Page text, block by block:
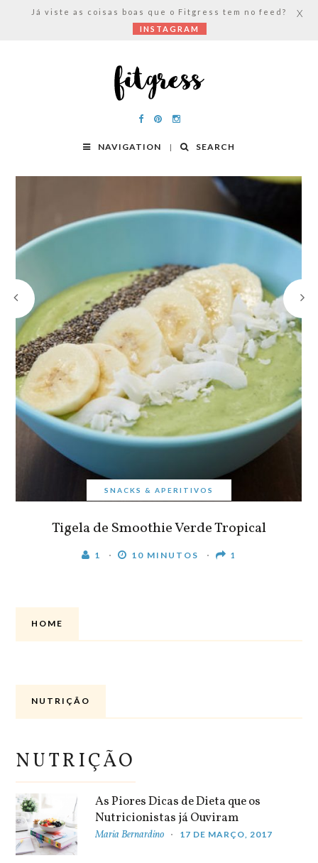
NAVIGATION SEARCH
SNACKS & APERITIVOS
Tigela de Smoothie Verde Tropical
1 10 MINUTOS 1
HOME
NUTRIÇÃO
NUTRIÇÃO
As Piores Dicas de Dieta que os
Nutricionistas já Ouviram
Maria Bernardino 17 DE MARÇO, 2017
Já viste as coisas boas que o Fitgress tem no feed?
INSTAGRAM
X